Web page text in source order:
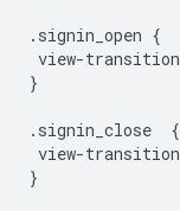
. signin_open {
view-transition
}
. signin_close
{
view-transition
}